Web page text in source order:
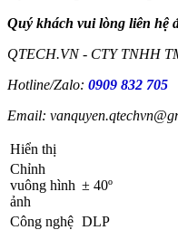
Quý khách vui lòng liên hệ
QTECH.VN - CTY TNHH
Hotline/Zalo: 0909 832 705
Email:
Hiển thị
Chỉnh
vuông hình
ảnh
± 40º
Công nghệ DLP